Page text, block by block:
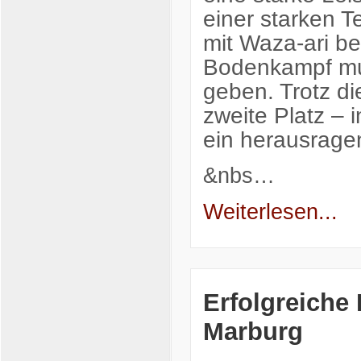
einer starken
mit Waza-ari
Bodenkampf
geben. Trotz
zweite Platz –
ein
&nbs…
Weiterlesen...
Erfolgreiche
Marburg